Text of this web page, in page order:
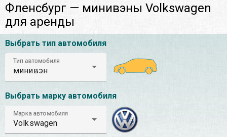
Фленсбург — минивэны Volkswagen
для аренды
Выбрать тип автомобиля
Тип автомобиля
минивэн
Выбрать марку автомобиля
Марка автомобиля
Volkswagen